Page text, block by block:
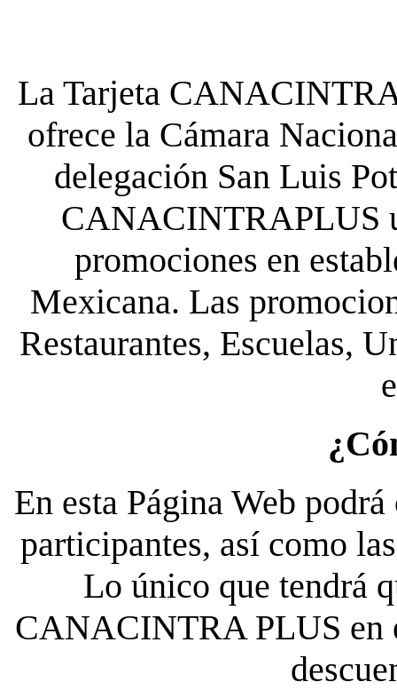
La Tarjeta
ofrece la Cámara
delegación San Luis
CANACINTRAPLUS
promociones en
Mexicana. Las
Restaurantes, Escuelas,
En esta Página Web
participantes, así como
Lo único que tendrá
CANACINTRA PLUS en